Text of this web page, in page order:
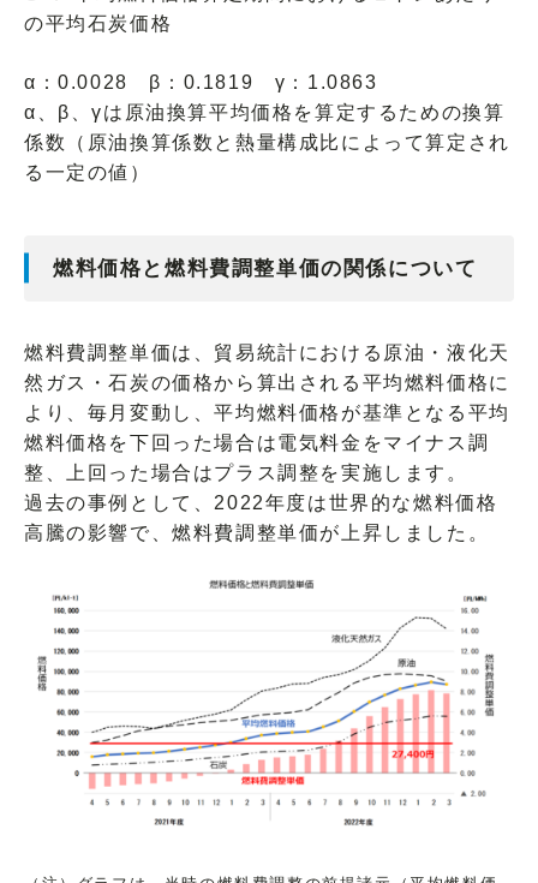
の平均石炭価格
α：0.0028 β：0.1819 γ：1.0863
α、β、γは原油換算平均価格を算定するための換算
係数（原油換算係数と熱量構成比によって算定され
る一定の値）
燃料価格と燃料費調整単価の関係について
燃料費調整単価は、貿易統計における原油・液化天
然ガス・石炭の価格から算出される平均燃料価格に
より、毎月変動し、平均燃料価格が基準となる平均
燃料価格を下回った場合は電気料金をマイナス調
整、上回った場合はプラス調整を実施します。
過去の事例として、2022年度は世界的な燃料価格
高騰の影響で、燃料費調整単価が上昇しました。